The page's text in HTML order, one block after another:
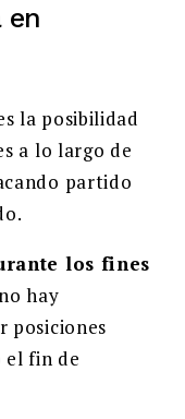
en
la posibilidad
a lo largo de
partido
los fines
no hay
posiciones
el fin de